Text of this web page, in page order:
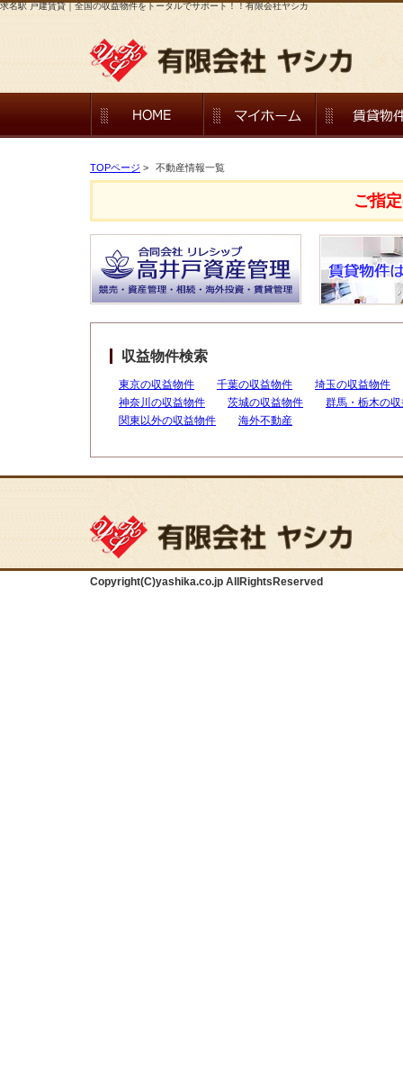
求名駅 戸建賃貸｜全国の収益物件をトータルでサポート！！有限会社ヤシカ
TOPページ > 不動産情報一覧
ご指
収益物件検索
東京の収益物件 千葉の収益物件
埼玉の収益物件
神奈川の収益物件
茨城の収益物件
群馬・栃木の
関東以外の収益物件
海外不動産
Copyright(C)yashika.co.jp AllRightsReserved